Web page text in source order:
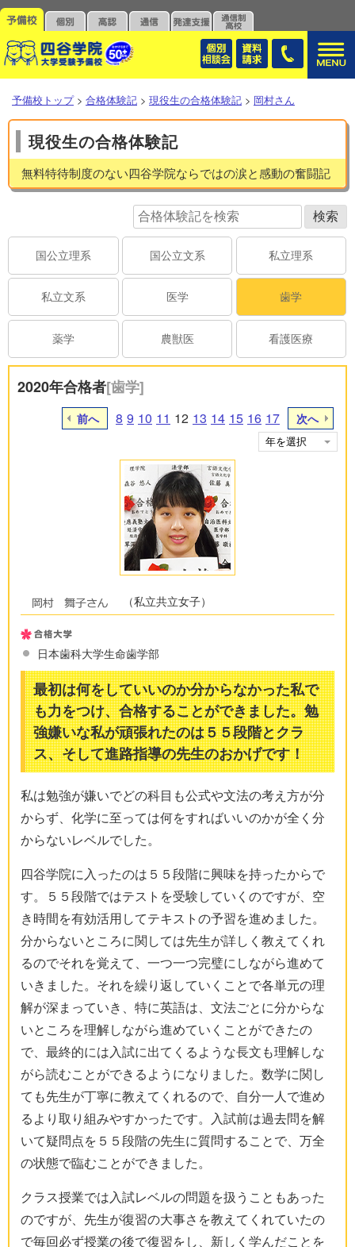
予備校トップ > 合格体験記 > 現役生の合格体験記 > 岡村さん
現役生の合格体験記
無料特待制度のない四谷学院ならではの涙と感動の奮闘記
国公立理系 国公立文系 私立理系
私立文系 医学 歯学
薬学 農獣医 看護医療
2020年合格者[歯学]
前へ 8 9 10 11 12 13 14 15 16 17 次へ
（私立共立女子）
日本歯科大学生命歯学部
最初は何をしていいのか分からなかった私で
も力をつけ、合格することができました。勉
強嫌いな私が頑張れたのは５５段階とクラ
ス、そして進路指導の先生のおかげです！
私は勉強が嫌いでどの科目も公式や文法の考え方が分
からず、化学に至っては何をすればいいのかが全く分
からないレベルでした。
四谷学院に入ったのは５５段階に興味を持ったからで
す。５５段階ではテストを受験していくのですが、空
き時間を有効活用してテキストの予習を進めました。
分からないところに関しては先生が詳しく教えてくれ
るのでそれを覚えて、一つ一つ完璧にしながら進めて
いきました。それを繰り返していくことで各単元の理
解が深まっていき、特に英語は、文法ごとに分からな
いところを理解しながら進めていくことができたの
で、最終的には入試に出てくるような長文も理解しな
がら読むことができるようになりました。数学に関し
ても先生が丁寧に教えてくれるので、自分一人で進め
るより取り組みやすかったです。入試前は過去問を解
いて疑問点を５５段階の先生に質問することで、万全
の状態で臨むことができました。
クラス授業では入試レベルの問題を扱うこともあった
のですが、先生が復習の大事さを教えてくれていたの
で毎回必ず授業の後で復習をし、新しく学んだことを